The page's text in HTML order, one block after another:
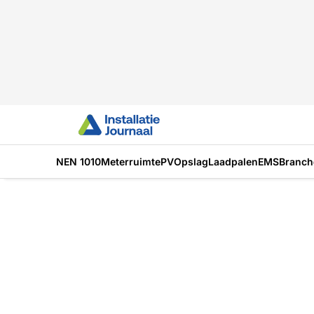
NEN 1010MeterruimtePVOpslagLaadpalenEMS